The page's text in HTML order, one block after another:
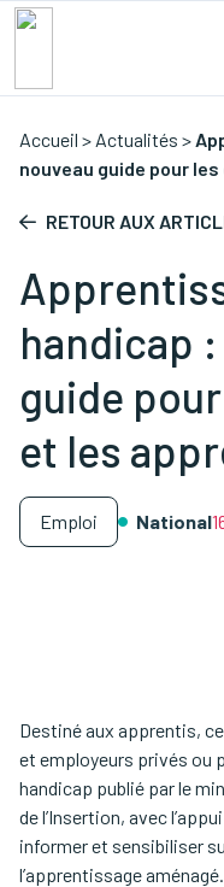
Accueil > Actualités >
nouveau guide pour
RETOUR AUX
handicap
guide
et les
Emploi National
Destiné aux apprentis,
et employeurs privés ou
handicap publié par le
de l’Insertion, avec
informer et sensibiliser
l’apprentissage aménagé.